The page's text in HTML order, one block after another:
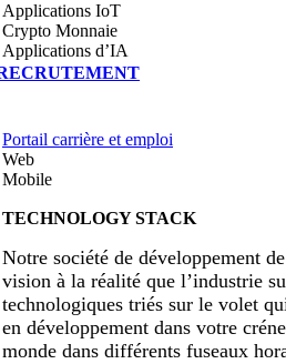
Applications IoT
Crypto Monnaie
Applications d’IA
Portail carrière et emploi
Web
Mobile
TECHNOLOGY STACK
Notre société de développement
vision à la réalité que l’industrie
technologiques triés sur le volet
en développement dans votre
monde dans différents fuseaux